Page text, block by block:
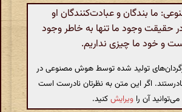
ما بندگان و عبادت‌کنندگان او
حقیقت وجود ما تنها به خاطر وجود
و خود ما چیزی نداریم.
تولید شده توسط هوش مصنوعی در
اگر این متن به نظرتان نادرست است
می‌توانید آن را ویرایشکنید.